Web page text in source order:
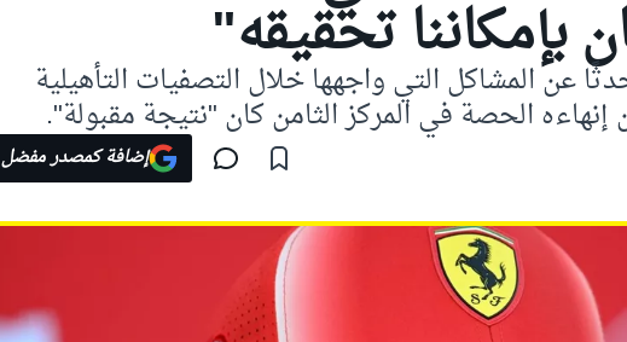
بإمكاننا تحقيقه"
عن المشاكل التي واجهها خلال التصفيات التأهيلية
إنهاءه الحصة في المركز الثامن كان "نتيجة مقبولة".
إضافة كمصدر مفضل